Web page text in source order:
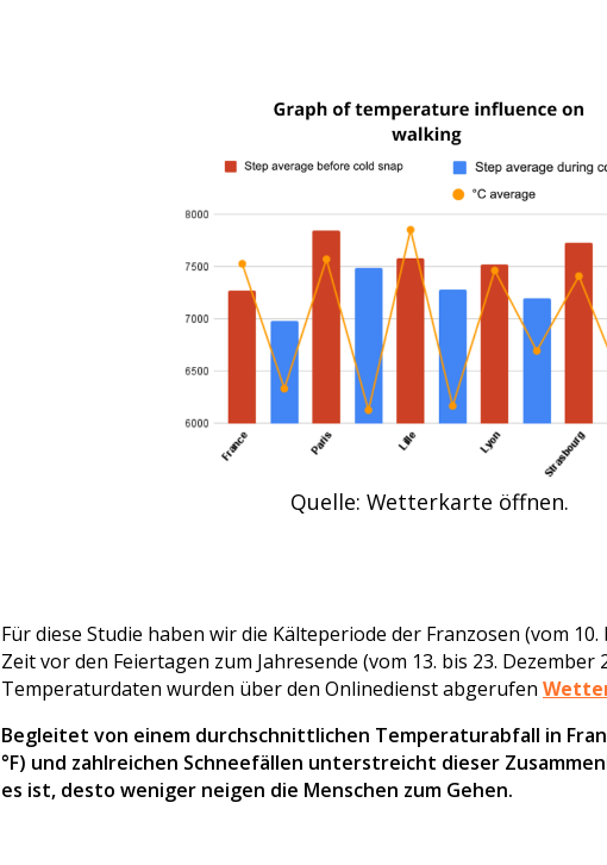
Quelle: Wetterkarte öffnen.
Für diese Studie haben wir die Kälteperiode der Franzosen (vom 10.
Zeit vor den Feiertagen zum Jahresende (vom 13. bis 23. Dezember
Temperaturdaten wurden über den Onlinedienst abgerufen
Begleitet von einem durchschnittlichen Temperaturabfall in
°F) und zahlreichen Schneefällen unterstreicht dieser
es ist, desto weniger neigen die Menschen zum Gehen.